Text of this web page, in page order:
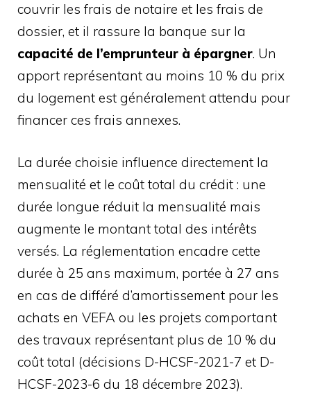
couvrir les frais de notaire et les frais de
dossier, et il rassure la banque sur la
capacité de l’emprunteur à épargner. Un
apport représentant au moins 10 % du prix
du logement est généralement attendu pour
financer ces frais annexes.
La durée choisie influence directement la
mensualité et le coût total du crédit : une
durée longue réduit la mensualité mais
augmente le montant total des intérêts
versés. La réglementation encadre cette
durée à 25 ans maximum, portée à 27 ans
en cas de différé d’amortissement pour les
achats en VEFA ou les projets comportant
des travaux représentant plus de 10 % du
coût total (décisions D-HCSF-2021-7 et D-
HCSF-2023-6 du 18 décembre 2023).